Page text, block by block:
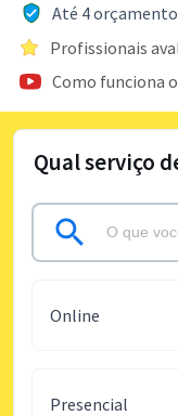
Até 4
Profissionais
Como funciona
Qual serviço
Online
Presencial